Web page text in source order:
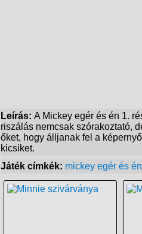
Leírás: A Mickey egér és én 1.
riszálás nemcsak szórakoztató,
őket, hogy álljanak fel a
kicsiket.
Játék címkék: mickey egér és én